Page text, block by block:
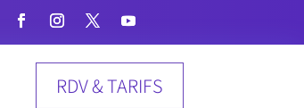
RDV & TARIFS